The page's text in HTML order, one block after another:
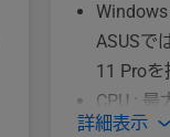
ASUSで
11 Pro
CPU : 最
9 プロセ
詳細表示